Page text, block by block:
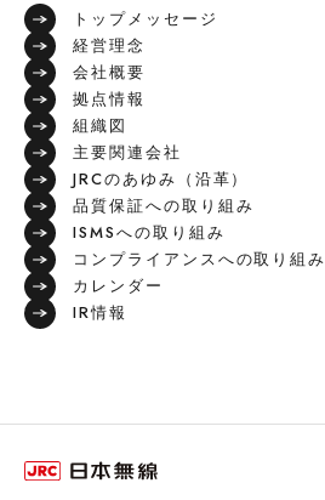
トップメッセージ
経営理念
会社概要
拠点情報
組織図
主要関連会社
JRCのあゆみ（沿革）
品質保証への取り組み
ISMSへの取り組み
コンプライアンスへの取り組み
カレンダー
IR情報